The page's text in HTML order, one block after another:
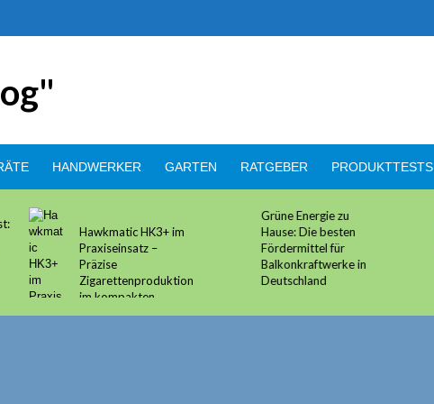
HANDWERKER GARTEN RATGEBER PRODUKTTESTS
Hawkmatic HK3+ im
Praxiseinsatz –
Präzise
Zigarettenproduktion
im kompakten
Gewand
Grüne Energie zu
Hause: Die besten
Fördermittel für
Balkonkraftwerke in
Deutschland